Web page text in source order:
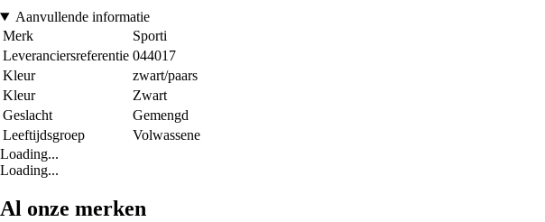
Aanvullende informatie
Merk
Sporti
Leveranciersreferentie 044017
Kleur
zwart/paars
Kleur
Zwart
Geslacht
Gemengd
Leeftijdsgroep
Volwassene
Loading...
Loading...
Al onze merken